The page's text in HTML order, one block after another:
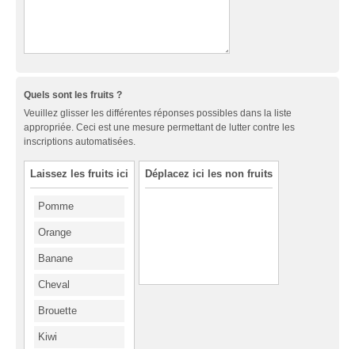
Quels sont les fruits ?
Veuillez glisser les différentes réponses possibles dans la liste
appropriée. Ceci est une mesure permettant de lutter contre les
inscriptions automatisées.
Laissez les fruits ici
Pomme
Orange
Banane
Cheval
Brouette
Kiwi
Déplacez ici les non fruits